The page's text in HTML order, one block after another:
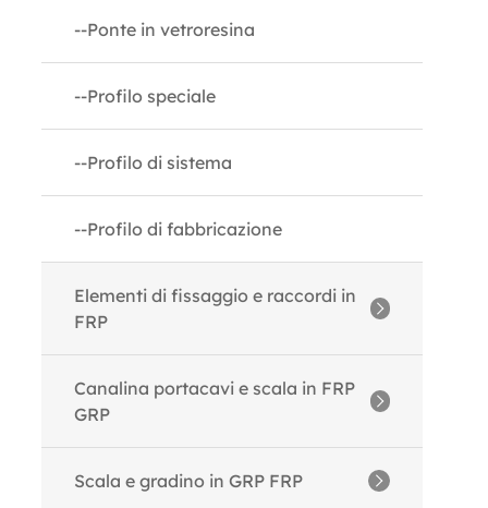
--Ponte in vetroresina
--Profilo speciale
--Profilo di sistema
--Profilo di fabbricazione
Elementi di fissaggio e raccordi in
FRP
--Barre filettate FRP
--Dadi FRP
Canalina portacavi e scala in FRP
GRP
--Scala portacavi in ​​FRP GRP
Scala e gradino in GRP FRP